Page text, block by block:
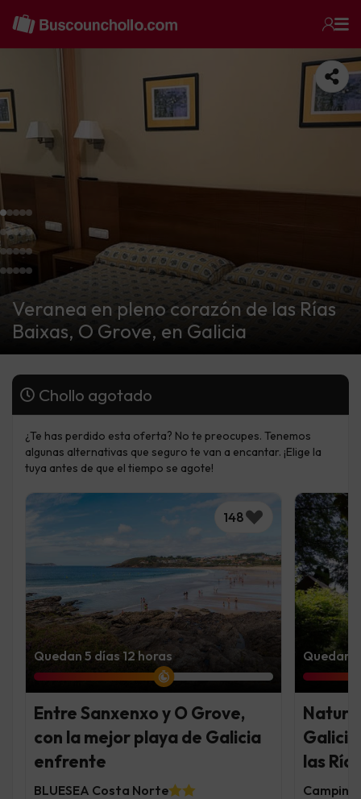
Veranea en pleno corazón de las Rías
Baixas, O Grove, en Galicia
Chollo agotado
¿Te has perdido esta oferta? No te preocupes. Tenemos
algunas alternativas que seguro te van a encantar. ¡Elige la
tuya antes de que el tiempo se agote!
148
Quedan 5 días 12 horas
Entre Sanxenxo y O Grove,
con la mejor playa de Galicia
enfrente
BLUESEA Costa Norte
Quedan
las